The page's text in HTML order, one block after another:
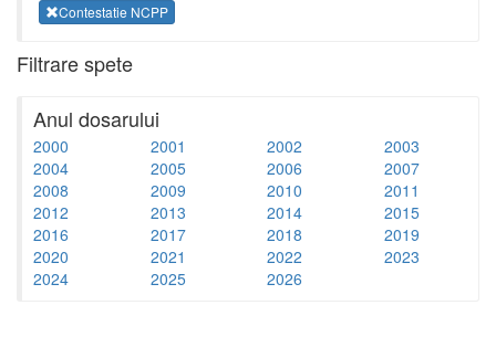
Contestatie NCPP
Filtrare spete
Anul dosarului
2000 2001 2002
2003
2004
2005 2006
2007
2008
2009 2010
2011
2012
2013 2014
2015
2016
2017 2018
2019
2020
2021 2022
2023
2024
2025 2026